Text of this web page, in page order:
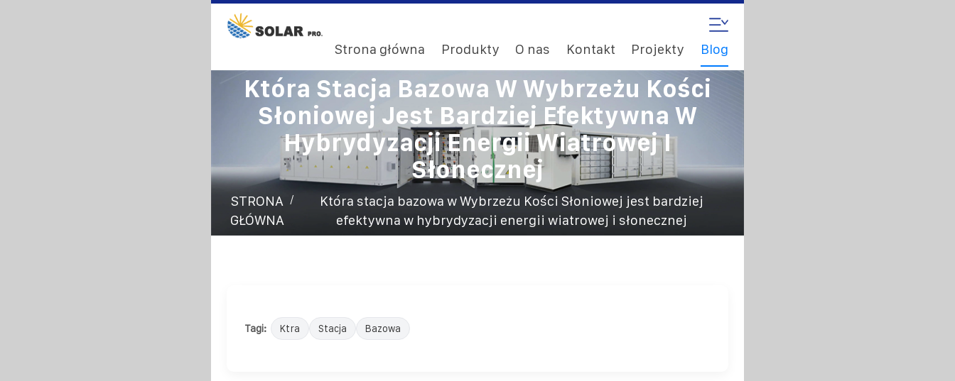
Strona główna Produkty O nas Kontakt Projekty Blog
Która Stacja Bazowa W Wybrzeżu Kości
Słoniowej Jest Bardziej Efektywna W
Hybrydyzacji Energii Wiatrowej I
Słonecznej
STRONA
GŁÓWNA
/
Która stacja bazowa w Wybrzeżu Kości Słoniowej jest bardziej
efektywna w hybrydyzacji energii wiatrowej i słonecznej
Tagi: Ktra Stacja Bazowa